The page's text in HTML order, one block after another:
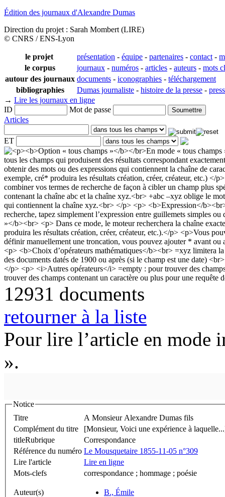
Édition des journaux d'Alexandre Dumas
Direction du projet : Sarah Mombert (LIRE)
© CNRS / ENS-Lyon
le projet présentation - équipe - partenaires - contact -
le corpus
journaux - numéros - articles - auteurs - mots
autour des journaux documents - iconographies - téléchargement
bibliographies
Dumas journaliste - histoire de la presse -
→ Lire les journaux en ligne
ID
Mot de passe
Articles
ET
12931 documents
retourner à la liste
Pour lire l’article en mode
».
Notice
Titre
A Monsieur Alexandre Dumas fils
Complément du titre
[Monsieur, Voici une expérience à
titleRubrique
Correspondance
Référence du numéro Le Mousquetaire 1855-11-05 n°309
Lire l'article
Lire en ligne
Mots-clefs
correspondance ; hommage ; poésie
Auteur(s) B., Émile